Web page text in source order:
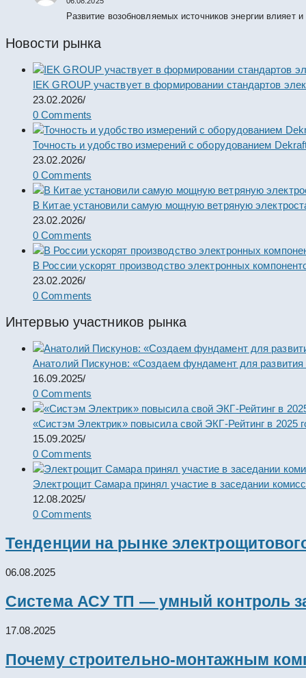
Развитие возобновляемых источников энергии влияет
Новости рынка
IEK GROUP участвует в формировании стандартов
23.02.2026/
0 Comments
Точность и удобство измерений с оборудованием
23.02.2026/
0 Comments
В Китае установили самую мощную ветряную
23.02.2026/
0 Comments
В России ускорят производство электронных
23.02.2026/
0 Comments
Интервью участников рынка
Анатолий Пискунов: «Создаем фундамент для развития
16.09.2025/
0 Comments
«Систэм Электрик» повысила свой ЭКГ-Рейтинг в 2025
15.09.2025/
0 Comments
Электрощит Самара принял участие в заседании
12.08.2025/
0 Comments
Тенденции на рынке
06.08.2025
Система АСУ ТП — умный контроль
17.08.2025
Почему строительно-монтажным